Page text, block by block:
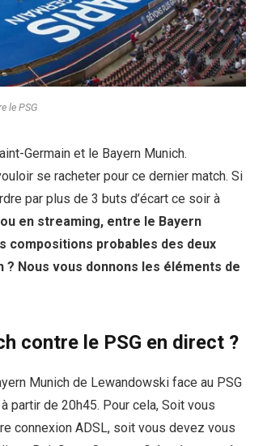
le PSG
Germain et le Bayern Munich.
se racheter pour ce dernier match. Si
par plus de 3 buts d’écart ce soir à
en streaming, entre le Bayern
compositions probables des deux
Nous vous donnons les éléments de
contre le PSG en direct ?
Munich de Lewandowski face au PSG
partir de 20h45. Pour cela, Soit vous
connexion ADSL, soit vous devez vous